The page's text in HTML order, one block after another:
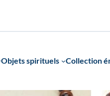
Objets spirituels Collection